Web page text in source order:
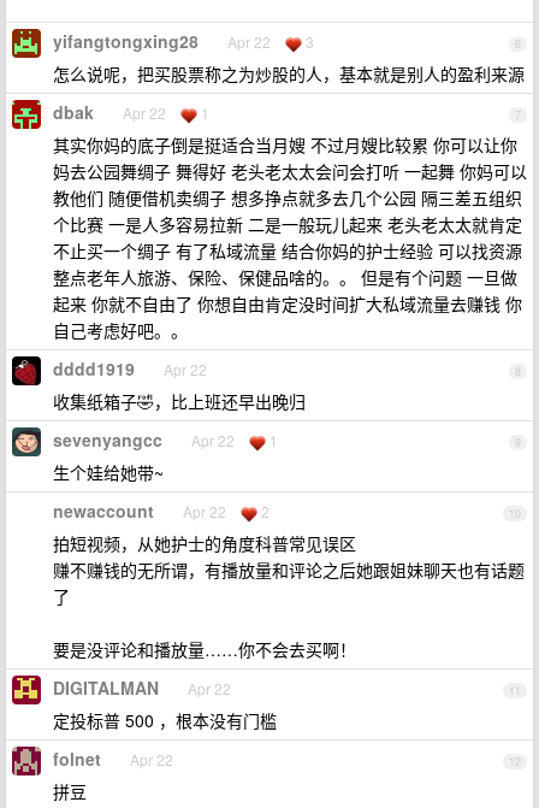
6
yifangtongxing28 Apr 22 3
怎么说呢，把买股票称之为炒股的人，基本就是别人的盈利来源
7
dbak Apr 22 1
其实你妈的底子倒是挺适合当月嫂 不过月嫂比较累 你可以让你
妈去公园舞绸子 舞得好 老头老太太会问会打听 一起舞 你妈可以
教他们 随便借机卖绸子 想多挣点就多去几个公园 隔三差五组织
个比赛 一是人多容易拉新 二是一般玩儿起来 老头老太太就肯定
不止买一个绸子 有了私域流量 结合你妈的护士经验 可以找资源
整点老年人旅游、保险、保健品啥的。。 但是有个问题 一旦做
起来 你就不自由了 你想自由肯定没时间扩大私域流量去赚钱 你
自己考虑好吧。。
8
dddd1919 Apr 22
收集纸箱子🤣，比上班还早出晚归
9
sevenyangcc Apr 22 1
生个娃给她带~
10
newaccount Apr 22 2
拍短视频，从她护士的角度科普常见误区
赚不赚钱的无所谓，有播放量和评论之后她跟姐妹聊天也有话题
了
要是没评论和播放量……你不会去买啊！
11
DIGITALMAN Apr 22
定投标普 500 ，根本没有门槛
12
folnet Apr 22
拼豆